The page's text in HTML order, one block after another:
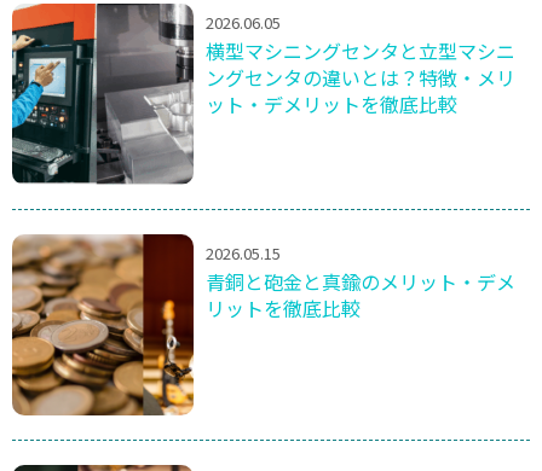
2026.06.05
横型マシニングセンタと立型マシニ
ングセンタの違いとは？特徴・メリ
ット・デメリットを徹底比較
2026.05.15
青銅と砲金と真鍮のメリット・デメ
リットを徹底比較